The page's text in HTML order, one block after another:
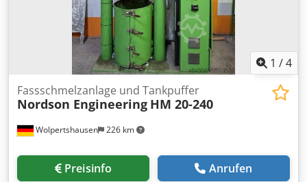
1 /4
Wolpertshausen 226 km
Fassschmelzanlage und Tankpuffer
Nordson Engineering HM 20-240
Preisinfo Anrufen